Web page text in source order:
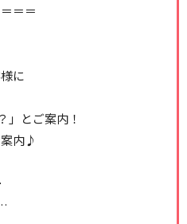
＝＝
に
」とご案内！
内♪